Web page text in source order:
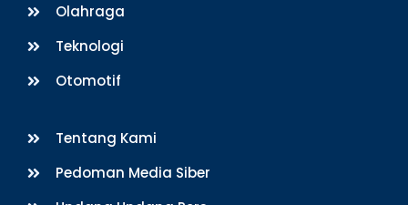
Olahraga
Teknologi
Otomotif
Tentang Kami
Pedoman Media Siber